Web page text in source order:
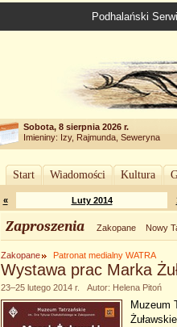
Podhalański
Sobota, 8 sierpnia 2026 r.
Imieniny: Izy, Rajmunda, Seweryna
Start Wiadomości Kultura
« Luty 2014
Zaproszenia Zakopane Nowy
Zakopane Patronat medialny WATRA
Wystawa prac Marka
23–25 lutego 2014 r. Autor: Helena Pitoń
Muzeum